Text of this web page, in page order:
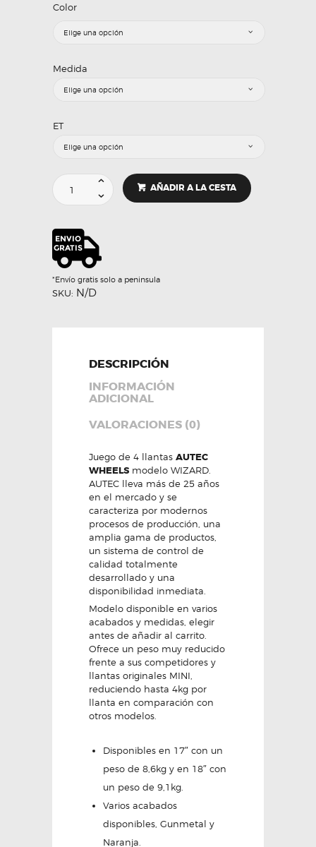
Color
Medida
ET
JUEGO
LLANTAS
WIZARD
AUTEC
cantidad
AÑADIR A LA CESTA
*Envío gratis solo a peninsula
SKU: N/D
DESCRIPCIÓN
INFORMACIÓN
ADICIONAL
VALORACIONES (0)
Juego de 4 llantas AUTEC
WHEELS modelo WIZARD.
AUTEC lleva más de 25 años
en el mercado y se
caracteriza por modernos
procesos de producción, una
amplia gama de productos,
un sistema de control de
calidad totalmente
desarrollado y una
disponibilidad inmediata.
Modelo disponible en varios
acabados y medidas, elegir
antes de añadir al carrito.
Ofrece un peso muy reducido
frente a sus competidores y
llantas originales MINI,
reduciendo hasta 4kg por
llanta en comparación con
otros modelos.
Disponibles en 17″ con un
peso de 8,6kg y en 18″ con
un peso de 9,1kg.
Varios acabados
disponibles, Gunmetal y
Naranja.